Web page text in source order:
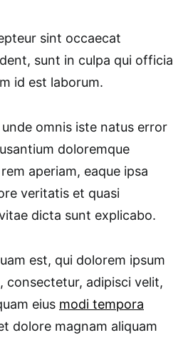
sint occaecat
sunt in culpa qui officia
id est laborum.
omnis iste natus error
doloremque
aperiam, eaque ipsa
veritatis et quasi
dicta sunt explicabo.
est, qui dolorem ipsum
consectetur, adipisci velit,
eius modi tempora
dolore magnam aliquam